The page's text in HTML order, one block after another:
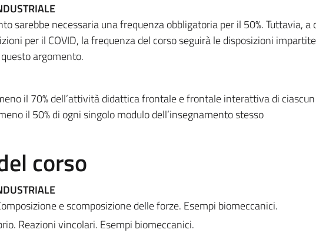
sarebbe necessaria una frequenza obbligatoria per il 50%. Tuttavia, a
per il COVID, la frequenza del corso seguirà le disposizioni
argomento.
il 70% dell’attività didattica frontale e frontale interattiva di ciascun
il 50% di ogni singolo modulo dell’insegnamento stesso
corso
e scomposizione delle forze. Esempi biomeccanici.
Reazioni vincolari. Esempi biomeccanici.